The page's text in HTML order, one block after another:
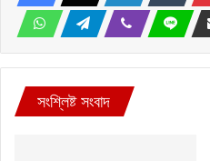
সংশ্লিষ্ট সংবাদ